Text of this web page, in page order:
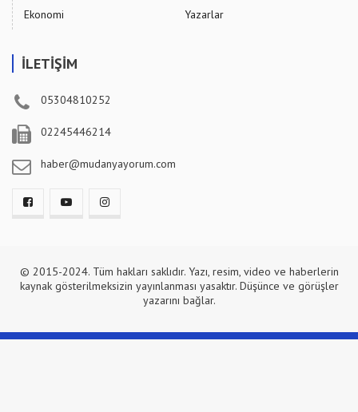
Ekonomi
Yazarlar
İLETİŞİM
05304810252
02245446214
haber@mudanyayorum.com
© 2015-2024. Tüm hakları saklıdır. Yazı, resim, video ve haberlerin
kaynak gösterilmeksizin yayınlanması yasaktır. Düşünce ve görüşler
yazarını bağlar.